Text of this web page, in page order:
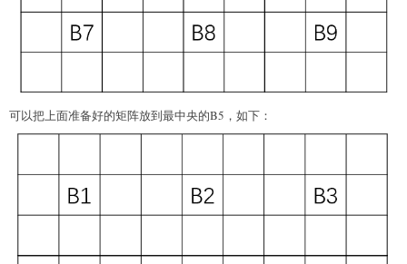
可以把上面准备好的矩阵放到最中央的B5，如下：